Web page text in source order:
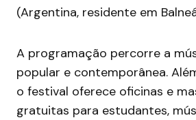
(Argentina, residente em
A programação percorre a
popular e contemporânea.
o festival oferece oficinas e
gratuitas para estudantes,